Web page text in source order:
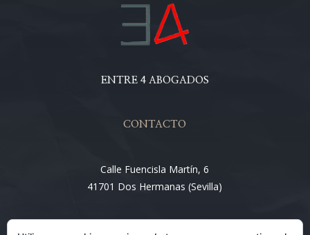
ENTRE 4 ABOGADOS
CONTACTO
Calle Fuencisla Martín, 6
41701 Dos Hermanas (Sevilla)
Email: